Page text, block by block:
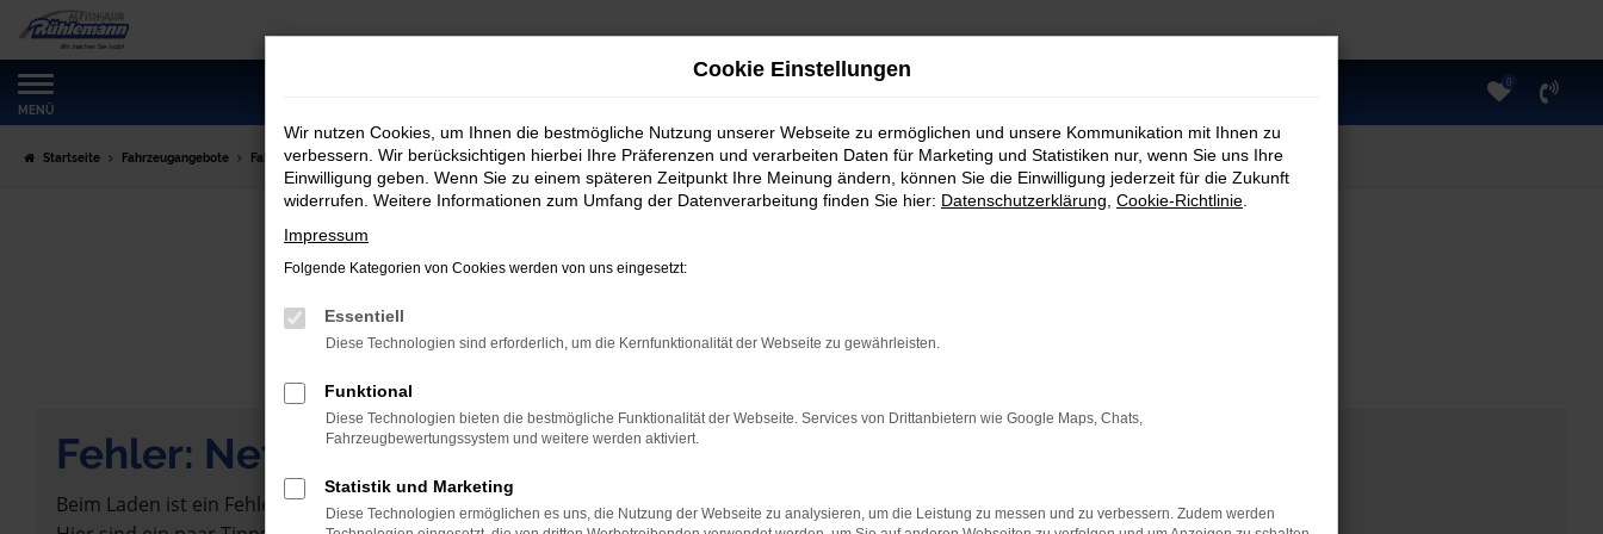
Zum
Hauptinhalt
springen
MENÜ
0
Startseite Fahrzeugangebote Fahrzeugmarkt
Fahrzeugmarkt
Fehler: Network Error
Beim Laden ist ein Fehler aufgetreten.
Cookie Einstellungen
Wir nutzen Cookies, um Ihnen die bestmögliche Nutzung unserer Webseite zu ermöglichen und unsere Kommunikation mit Ihnen zu
verbessern. Wir berücksichtigen hierbei Ihre Präferenzen und verarbeiten Daten für Marketing und Statistiken nur, wenn Sie uns Ihre
Einwilligung geben. Wenn Sie zu einem späteren Zeitpunkt Ihre Meinung ändern, können Sie die Einwilligung jederzeit für die Zukunft
widerrufen. Weitere Informationen zum Umfang der Datenverarbeitung finden Sie hier: Datenschutzerklärung Cookie-Richtlinie
Impressum
Folgende Kategorien von Cookies werden von uns eingesetzt:
Essentiell
Diese Technologien sind erforderlich, um die Kernfunktionalität der Webseite zu gewährleisten.
Funktional
Diese Technologien bieten die bestmögliche Funktionalität der Webseite. Services von Drittanbietern wie Google Maps, Chats,
Fahrzeugbewertungssystem und weitere werden aktiviert.
Statistik und Marketing
Diese Technologien ermöglichen es uns, die Nutzung der Webseite zu analysieren, um die Leistung zu messen und zu verbessern. Zudem werden